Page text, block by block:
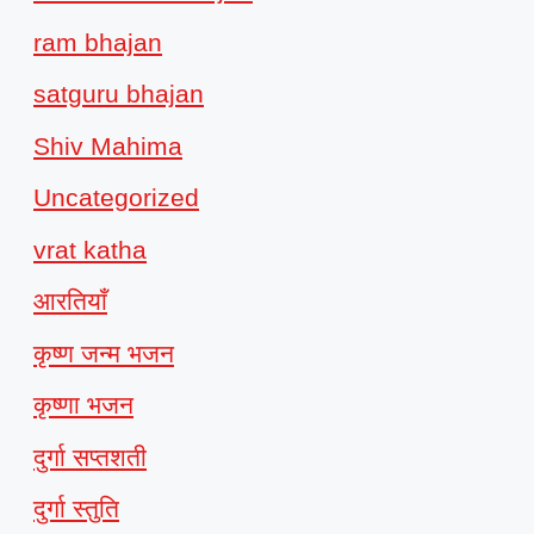
ram bhajan
satguru bhajan
Shiv Mahima
Uncategorized
vrat katha
आरतियाँ
कृष्ण जन्म भजन
कृष्णा भजन
दुर्गा सप्तशती
दुर्गा स्तुति